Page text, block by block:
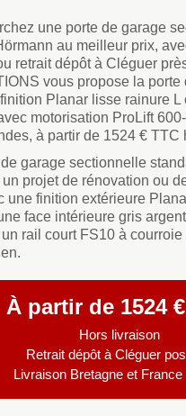
une porte de garage
au meilleur prix,
retrait dépôt à Cléguer
vous propose la porte
Planar lisse rainure L
motorisation ProLift
à partir de 1524 € TTC
garage sectionnelle
projet de rénovation ou
une finition extérieure
face intérieure gris
rail court FS10 à
À partir de 1524
Hors livraison
Retrait dépôt à Cléguer
Livraison Bretagne et France